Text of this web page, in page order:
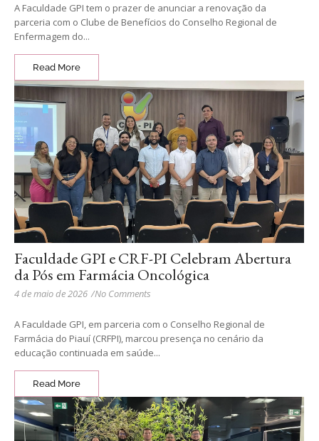
A Faculdade GPI tem o prazer de anunciar a renovação da
parceria com o Clube de Benefícios do Conselho Regional de
Enfermagem do...
Read More
Faculdade GPI e CRF-PI Celebram Abertura
da Pós em Farmácia Oncológica
4 de maio de 2026 /No Comments
A Faculdade GPI, em parceria com o Conselho Regional de
Farmácia do Piauí (CRFPI), marcou presença no cenário da
educação continuada em saúde...
Read More